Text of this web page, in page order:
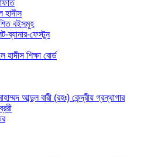
হাদীস
বইসমূহ
ব্যানার-ফেস্টুন
হাদীস শিক্ষা বোর্ড
আব্দুল বারী (রহঃ) কেন্দ্রীয় গ্রন্থাগার